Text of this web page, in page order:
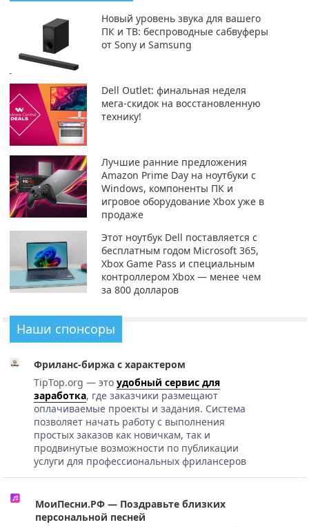
Новый уровень звука для вашего
ПК и ТВ: беспроводные сабвуферы
от Sony и Samsung
Dell Outlet: финальная неделя
мега-скидок на восстановленную
технику!
Лучшие ранние предложения
Amazon Prime Day на ноутбуки с
Windows, компоненты ПК и
игровое оборудование Xbox уже в
продаже
Этот ноутбук Dell поставляется с
бесплатным годом Microsoft 365,
Xbox Game Pass и специальным
контроллером Xbox — менее чем
за 800 долларов
Наши спонсоры
Фриланс-биржа с характером
TipTop.org — это удобный сервис для
заработка, где заказчики размещают
оплачиваемые проекты и задания. Система
позволяет начать работу с выполнения
простых заказов как новичкам, так и
продвинутые возможности по публикации
услуги для профессиональных фрилансеров
МоиПесни.РФ — Поздравьте близких
персональной песней